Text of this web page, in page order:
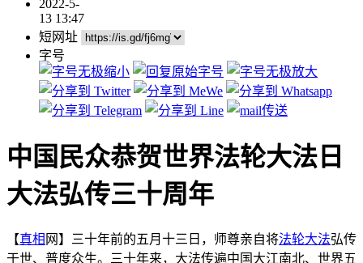
2022-5-
13 13:47
短网址
字号
中国民众恭贺世界法轮大法日
大法弘传三十周年
【真相 网】三十年前的五月十三日，师尊亲自将法轮大法弘传
于世、普度众生。三十年来，大法传遍中国大江南北、世界五